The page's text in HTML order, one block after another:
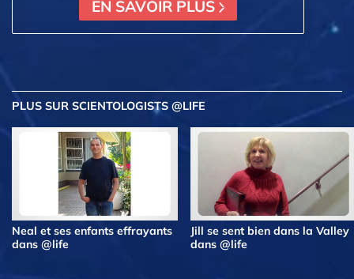
EN SAVOIR PLUS
PLUS SUR SCIENTOLOGISTS @LIFE
Neal et ses enfants effrayants
dans @life
Jill se sent bien dans la Valley
dans @life